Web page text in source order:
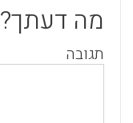
מה דעתך?
תגובה